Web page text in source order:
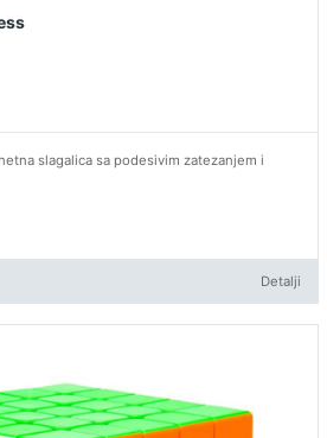
slagalica sa podesivim zatezanjem i
Detalji